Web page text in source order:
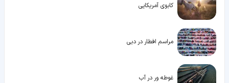
کابوی آمریکایی
مراسم افطار در دبی
غوطه ور در آب